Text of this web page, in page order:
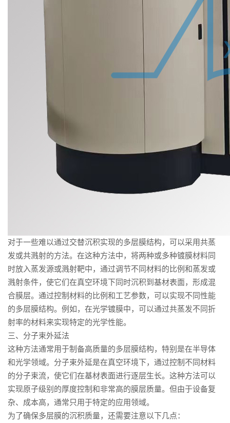
对于一些难以通过交替沉积实现的多层膜结构，可以采用共蒸
发或共溅射的方法。在这种方法中，将两种或多种镀膜材料同
时放入蒸发源或溅射靶中，通过调节不同材料的比例和蒸发或
溅射条件，使它们在真空环境下同时沉积到基材表面，形成混
合膜层。通过控制材料的比例和工艺参数，可以实现不同性能
的多层膜结构。例如，在光学镀膜中，可以通过共蒸发不同折
射率的材料来实现特定的光学性能。
三、分子束外延法
这种方法通常用于制备高质量的多层膜结构，特别是在半导体
和光学领域。分子束外延是在真空环境下，通过控制不同材料
的分子束流，使它们在基材表面进行逐层生长。这种方法可以
实现原子级别的厚度控制和非常高的膜层质量。但由于设备复
杂、成本高，通常只用于特定的应用领域。
为了确保多层膜的沉积质量，还需要注意以下几点：